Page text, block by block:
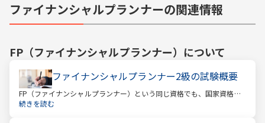
ファイナンシャルプランナーの関連情報
FP（ファイナンシャルプランナー） について
ファイナンシャルプランナー2級の試験概要
FP（ファイナンシャルプランナー）という同じ資格でも、国家資格と
民間資格の2種類にわかれています。
続きを読む